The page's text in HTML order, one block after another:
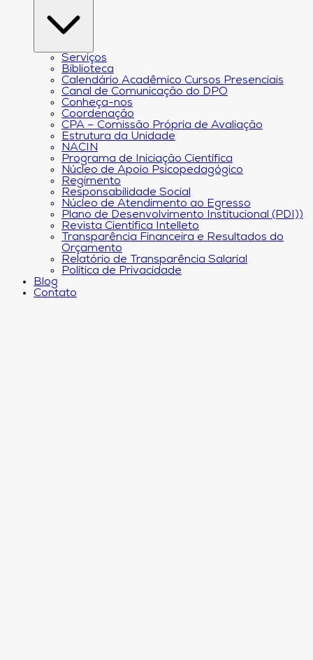
Serviços
Biblioteca
Calendário Acadêmico Cursos Presenciais
Canal de Comunicação do DPO
Conheça-nos
Coordenação
CPA – Comissão Própria de Avaliação
Estrutura da Unidade
NACIN
Programa de Iniciação Científica
Núcleo de Apoio Psicopedagógico
Regimento
Responsabilidade Social
Núcleo de Atendimento ao Egresso
Plano de Desenvolvimento Institucional (PDI))
Revista Científica Intelleto
Transparência Financeira e Resultados do
Orçamento
Relatório de Transparência Salarial
Política de Privacidade
Blog
Contato